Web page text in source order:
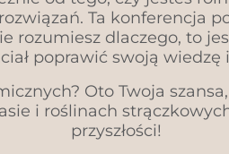
Ta konferencja
rozumiesz dlaczego, to
poprawić swoją wiedzę
Oto Twoja
i roślinach
przyszłości!